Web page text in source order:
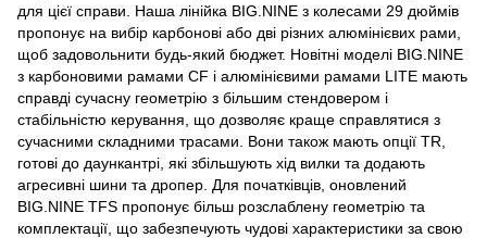
для цієї справи. Наша лінійка BIG.NINE з колесами 29 дюймів
пропонує на вибір карбонові або дві різних алюмінієвих рами,
щоб задовольнити будь-який бюджет. Новітні моделі BIG.NINE
з карбоновими рамами CF і алюмінієвими рамами LITE мають
справді сучасну геометрію з більшим стендовером і
стабільністю керування, що дозволяє краще справлятися з
сучасними складними трасами. Вони також мають опції TR,
готові до даункантрі, які збільшують хід вилки та додають
агресивні шини та дропер. Для початківців, оновлений
BIG.NINE TFS пропонує більш розслаблену геометрію та
комплектації, що забезпечують чудові характеристики за свою